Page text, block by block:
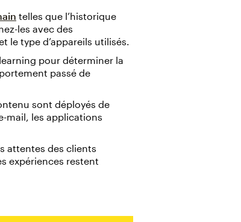
telles que l’historique
les avec des
le type d’appareils utilisés.
pour déterminer la
passé de
sont déployés de
mail, les applications
attentes des clients
expériences restent